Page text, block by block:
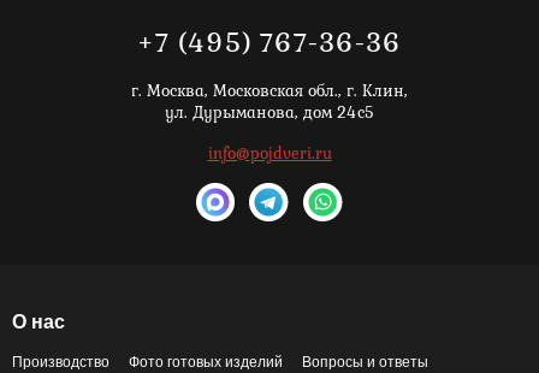
+7 (495) 767-36-36
г. Москва, Московская обл., г. Клин,
ул. Дурыманова, дом 24с5
info@pojdveri.ru
О нас
Производство Фото готовых изделий Вопросы и ответы